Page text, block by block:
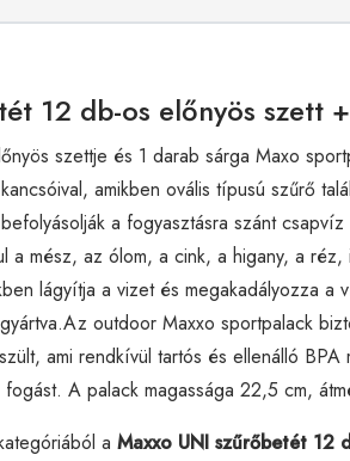
12 db-os előnyös szett
szettje és 1 darab sárga Maxo
amikben ovális típusú szűrő
a fogyasztásra szánt
a mész, az ólom, a cink, a higany, a
lágyítja a vizet és megakadályozza
outdoor Maxxo sportpalack
ami rendkívül tartós és ellenálló
A palack magassága 22,5 cm,
a Maxxo UNI szűrőbetét 12